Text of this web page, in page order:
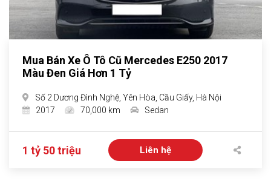
Mua Bán Xe Ô Tô Cũ Mercedes E250 2017
Màu Đen Giá Hơn 1 Tỷ
Số 2 Dương Đình Nghệ, Yên Hòa, Cầu Giấy, Hà Nội
2017
70,000 km Sedan
1 tỷ 50 triệu Liên hệ